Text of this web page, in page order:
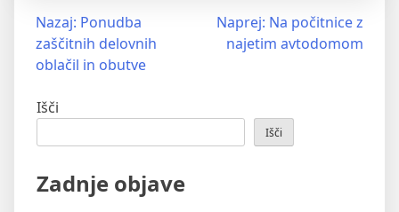
Navigacija
prispevka
Nazaj: Ponudba
zaščitnih delovnih
oblačil in obutve
Naprej: Na počitnice z
najetim avtodomom
Išči
Išči
Zadnje objave